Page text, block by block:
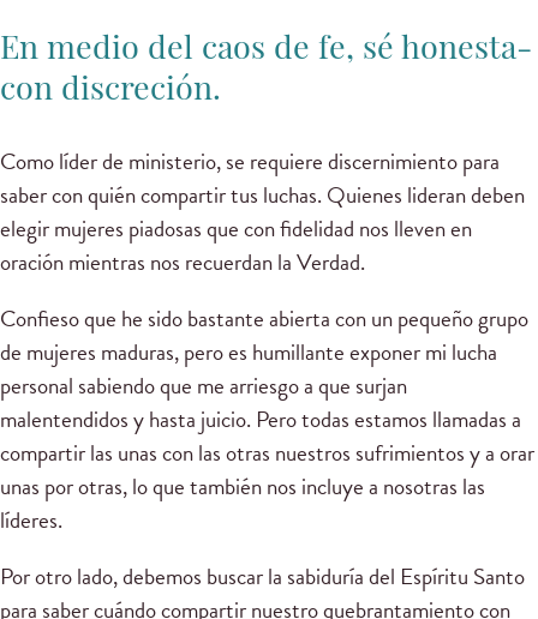
En medio del caos de fe, sé honesta-
con discreción.
Como líder de ministerio, se requiere discernimiento para
saber con quién compartir tus luchas. Quienes lideran deben
elegir mujeres piadosas que con fidelidad nos lleven en
oración mientras nos recuerdan la Verdad.
Confieso que he sido bastante abierta con un pequeño grupo
de mujeres maduras, pero es humillante exponer mi lucha
personal sabiendo que me arriesgo a que surjan
malentendidos y hasta juicio. Pero todas estamos llamadas a
compartir las unas con las otras nuestros sufrimientos y a orar
unas por otras, lo que también nos incluye a nosotras las
líderes.
Por otro lado, debemos buscar la sabiduría del Espíritu Santo
para saber cuándo compartir nuestro quebrantamiento con